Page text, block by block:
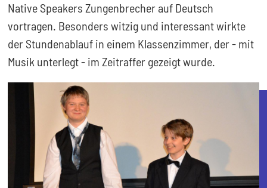
Native Speakers Zungenbrecher auf Deutsch
vortragen. Besonders witzig und interessant wirkte
der Stundenablauf in einem Klassenzimmer, der - mit
Musik unterlegt - im Zeitraffer gezeigt wurde.